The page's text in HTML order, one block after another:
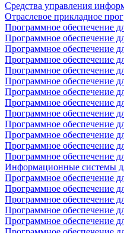
Средства управления
Отраслевое прикладное
Программное обеспечение
Программное обеспечение
Программное обеспечение
Программное обеспечение
Программное обеспечение
Программное обеспечение
Программное обеспечение
Программное обеспечение
Программное обеспечение
Программное обеспечение
Программное обеспечение
Программное обеспечение
Программное обеспечение
Информационные системы
Программное обеспечение
Программное обеспечение
Программное обеспечение
Программное обеспечение
Программное обеспечение